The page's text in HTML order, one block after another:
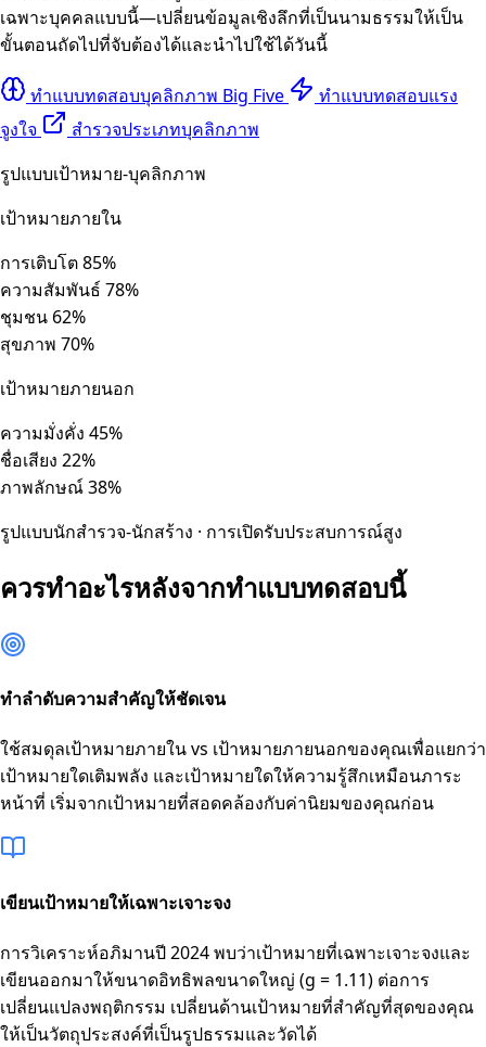
เฉพาะบุคคลแบบนี้—เปลี่ยนข้อมูลเชิงลึกที่เป็นนามธรรมให้เป็น
ขั้นตอนถัดไปที่จับต้องได้และนำไปใช้ได้วันนี้
ทำแบบทดสอบบุคลิกภาพ Big Five
ทำแบบทดสอบแรง
จูงใจ
สำรวจประเภทบุคลิกภาพ
รูปแบบเป้าหมาย-บุคลิกภาพ
เป้าหมายภายใน
การเติบโต85%
ความสัมพันธ์ 78%
ชุมชน 62%
สุขภาพ 70%
เป้าหมายภายนอก
ความมั่งคั่ง 45%
ชื่อเสียง 22%
ภาพลักษณ์38%
รูปแบบนักสำรวจ-นักสร้าง · การเปิดรับประสบการณ์สูง
ควรทำอะไรหลังจากทำแบบทดสอบนี้
ทำลำดับความสำคัญให้ชัดเจน
ใช้สมดุลเป้าหมายภายใน vs เป้าหมายภายนอกของคุณเพื่อแยกว่า
เป้าหมายใดเติมพลัง และเป้าหมายใดให้ความรู้สึกเหมือนภาระ
หน้าที่ เริ่มจากเป้าหมายที่สอดคล้องกับค่านิยมของคุณก่อน
เขียนเป้าหมายให้เฉพาะเจาะจง
การวิเคราะห์อภิมานปี 2024 พบว่าเป้าหมายที่เฉพาะเจาะจงและ
เขียนออกมาให้ขนาดอิทธิพลขนาดใหญ่ (g = 1.11) ต่อการ
เปลี่ยนแปลงพฤติกรรม เปลี่ยนด้านเป้าหมายที่สำคัญที่สุดของคุณ
ให้เป็นวัตถุประสงค์ที่เป็นรูปธรรมและวัดได้